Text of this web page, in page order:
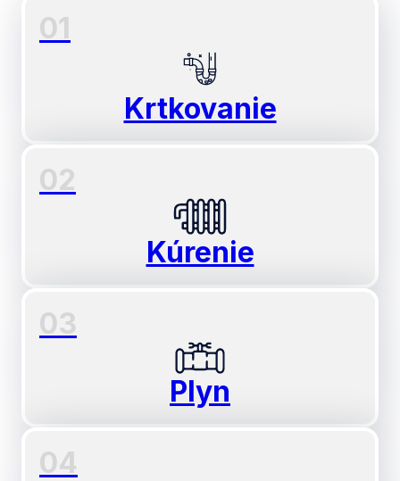
01
Krtkovanie
02
Kúrenie
03
Plyn
04